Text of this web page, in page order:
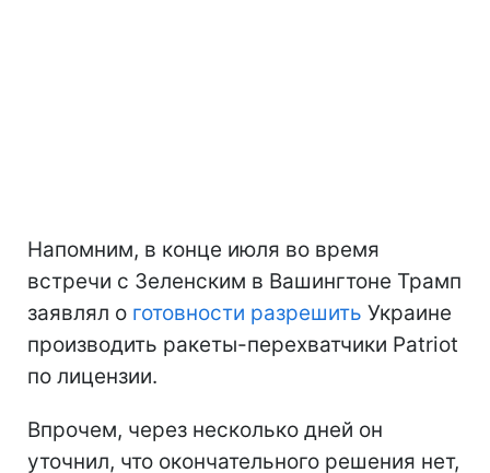
Напомним, в конце июля во время
встречи с Зеленским в Вашингтоне Трамп
заявлял о готовности разрешить Украине
производить ракеты-перехватчики Patriot
по лицензии.
Впрочем, через несколько дней он
уточнил, что окончательного решения нет,